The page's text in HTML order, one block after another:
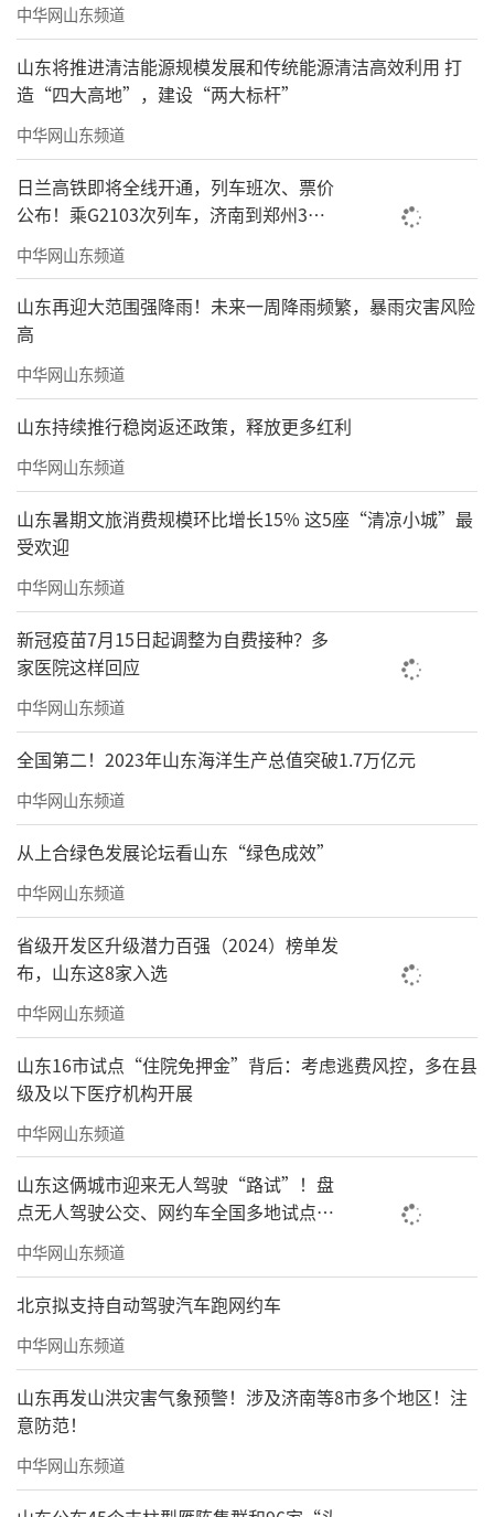
中华网山东频道
山东将推进清洁能源规模发展和传统能源清洁高效利用 打
造“四大高地”，建设“两大标杆”
中华网山东频道
日兰高铁即将全线开通，列车班次、票价
公布！乘G2103次列车，济南到郑州3小
时到达
中华网山东频道
山东再迎大范围强降雨！未来一周降雨频繁，暴雨灾害风险
高
中华网山东频道
山东持续推行稳岗返还政策，释放更多红利
中华网山东频道
山东暑期文旅消费规模环比增长15% 这5座“清凉小城”最
受欢迎
中华网山东频道
新冠疫苗7月15日起调整为自费接种？多
家医院这样回应
中华网山东频道
全国第二！2023年山东海洋生产总值突破1.7万亿元
中华网山东频道
从上合绿色发展论坛看山东“绿色成效”
中华网山东频道
省级开发区升级潜力百强（2024）榜单发
布，山东这8家入选
中华网山东频道
山东16市试点“住院免押金”背后：考虑逃费风控，多在县
级及以下医疗机构开展
中华网山东频道
山东这俩城市迎来无人驾驶“路试”！盘
点无人驾驶公交、网约车全国多地试点之
路
中华网山东频道
北京拟支持自动驾驶汽车跑网约车
中华网山东频道
山东再发山洪灾害气象预警！涉及济南等8市多个地区！注
意防范！
中华网山东频道